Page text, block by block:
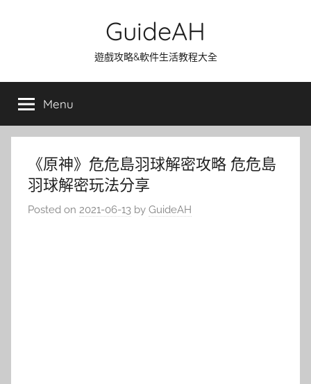
GuideAH
遊戲攻略&軟件生活教程大全
Menu
《原神》危危島羽球解密攻略 危危島
羽球解密玩法分享
Posted on 2021-06-13 by GuideAH